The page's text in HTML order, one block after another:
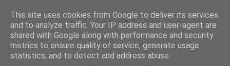
This site uses cookies from Google to deliver its services
and to analyze traffic. Your IP address and user-agent are
shared with Google along with performance and security
metrics to ensure quality of service, generate usage
statistics, and to detect and address abuse.